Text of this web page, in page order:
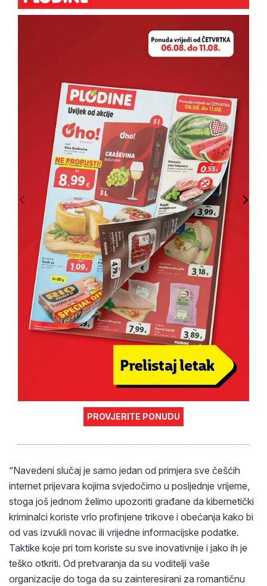
PROVJERITE PONUDU
“Navedeni slučaj je samo jedan od primjera sve češćih
internet prijevara kojima svjedočimo u posljednje vrijeme,
stoga još jednom želimo upozoriti građane da kibernetički
kriminalci koriste vrlo profinjene trikove i obećanja kako bi
od vas izvukli novac ili vrijedne informacijske podatke.
Taktike koje pri tom koriste su sve inovativnije i jako ih je
teško otkriti. Od pretvaranja da su voditelji vaše
organizacije do toga da su zainteresirani za romantičnu